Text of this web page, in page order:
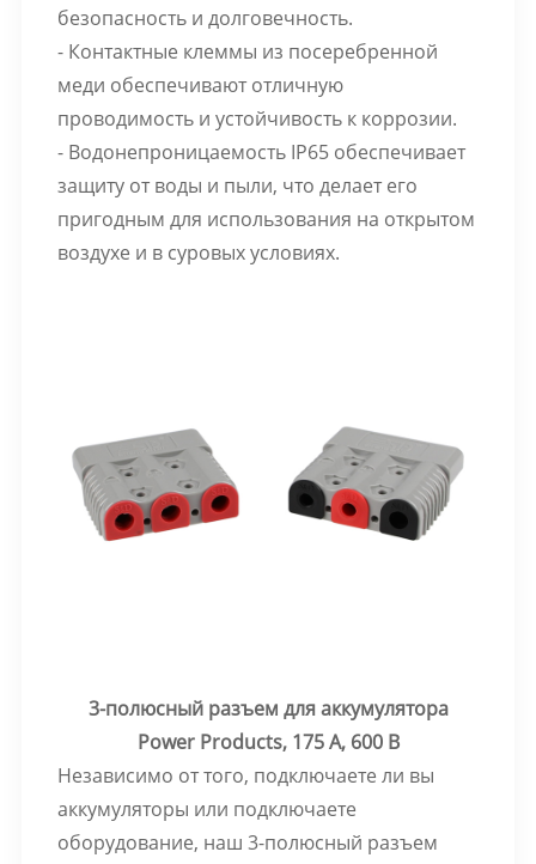
безопасность и долговечность.
- Контактные клеммы из посеребренной
меди обеспечивают отличную
проводимость и устойчивость к коррозии.
- Водонепроницаемость IP65 обеспечивает
защиту от воды и пыли, что делает его
пригодным для использования на открытом
воздухе и в суровых условиях.
3-полюсный разъем для аккумулятора
Power Products, 175 А, 600 В
Независимо от того, подключаете ли вы
аккумуляторы или подключаете
оборудование, наш 3-полюсный разъем